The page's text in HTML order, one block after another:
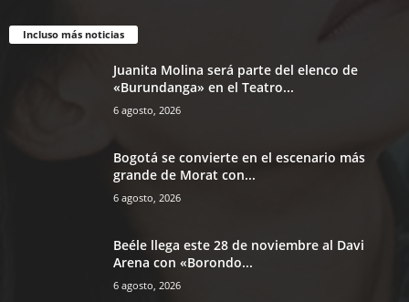
Incluso más noticias
Juanita Molina será parte del elenco de
«Burundanga» en el Teatro...
6 agosto, 2026
Bogotá se convierte en el escenario más
grande de Morat con...
6 agosto, 2026
Beéle llega este 28 de noviembre al Davi
Arena con «Borondo...
6 agosto, 2026